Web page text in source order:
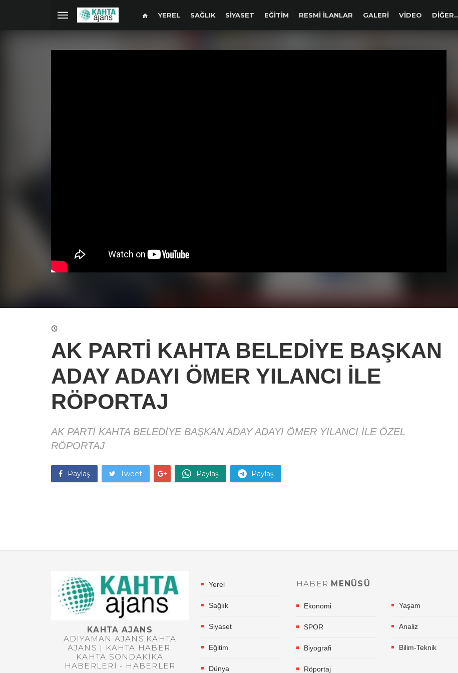
YEREL SAĞLIK SIYASET EĞITIM RESMİ İLANLAR GALERİ VİDEO DİĞER..
AK PARTİ KAHTA BELEDİYE BAŞKAN
ADAY ADAYI ÖMER YILANCI İLE
RÖPORTAJ
AK PARTİ KAHTA BELEDİYE BAŞKAN ADAY ADAYI ÖMER YILANCI İLE ÖZEL
RÖPORTAJ
Paylaş Tweet Paylaş Paylaş
KAHTA AJANS
ADIYAMAN AJANS,KAHTA
AJANS | KAHTA HABER,
KAHTA SONDAKIKA
HABERLERI - HABERLER
Yerel
Sağlık
Siyaset
Eğitim
Dünya
HABER MENÜSÜ
Ekonomi
SPOR
Biyografi
Röportaj
Yaşam
Analiz
Bilim-Teknik